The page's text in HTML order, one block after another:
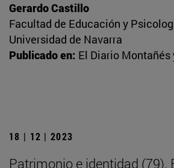
Gerardo Castillo
Facultad de Educación y
Universidad de Navarra
Publicado en: El Diario Montañés
18 | 12 | 2023
Patrimonio e identidad (79).